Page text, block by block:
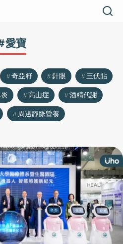
愛寶
奇亞籽 針眼
三伏貼
高山症
酒精代謝
周邊靜脈營養